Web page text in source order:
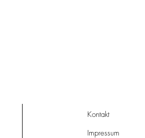
Kontakt
Impressum